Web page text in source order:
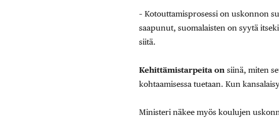
– Kotouttamisprosessi on uskonnon
saapunut, suomalaisten on syytä
siitä.
Kehittämistarpeita onsiinä, miten
kohtaamisessa tuetaan. Kun
Ministeri näkee myös koulujen